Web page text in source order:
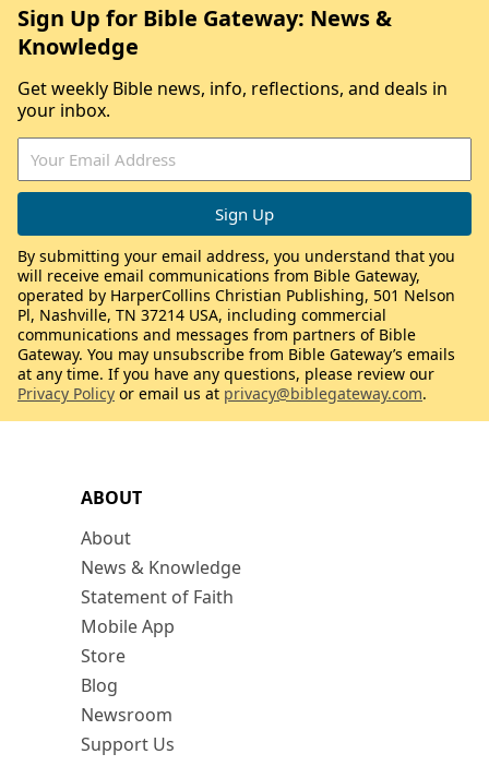
ABOUT
About
News & Knowledge
Statement of Faith
Mobile App
Store
Blog
Newsroom
Support Us
Sign Up for Bible Gateway: News &
Knowledge
Get weekly Bible news, info, reflections, and deals in
your inbox.
By submitting your email address, you understand that you
will receive email communications from Bible Gateway,
operated by HarperCollins Christian Publishing, 501 Nelson
Pl, Nashville, TN 37214 USA, including commercial
communications and messages from partners of Bible
Gateway. You may unsubscribe from Bible Gateway’s emails
at any time. If you have any questions, please review our
Privacy Policy or email us at privacy@biblegateway.com.